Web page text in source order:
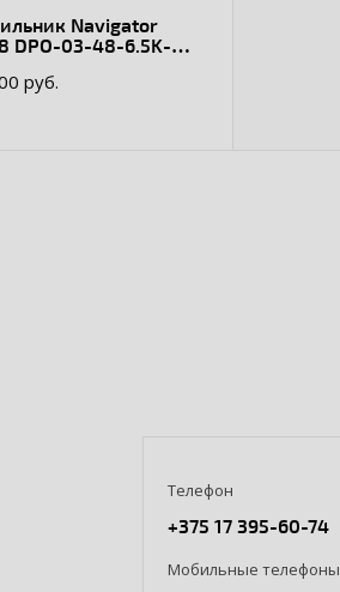
Navigator
DPO-03-48-6.5K-
руб.
Телефон
+375 17 395-60-74
Мобильные телефоны